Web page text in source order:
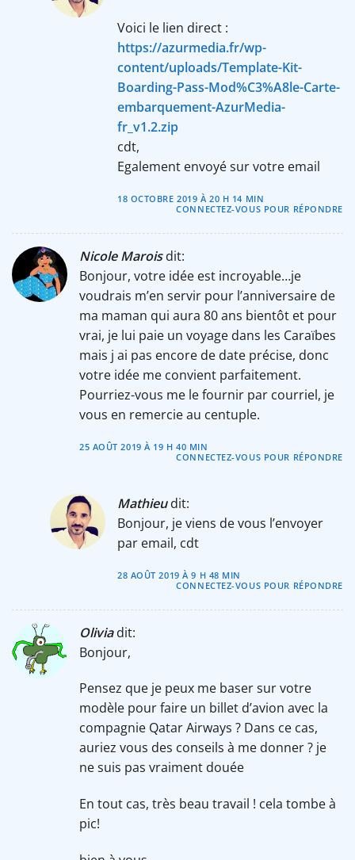
Voici le lien direct :
https://azurmedia.fr/wp-
content/uploads/Template-Kit-
Boarding-Pass-Mod%C3%A8le-Carte-
embarquement-AzurMedia-
fr_v1.2.zip
cdt,
Egalement envoyé sur votre email
18 OCTOBRE 2019 À 20 H 14 MIN
CONNECTEZ-VOUS POUR RÉPONDRE
Nicole Marois dit:
Bonjour, votre idée est incroyable…je
voudrais m’en servir pour l’anniversaire de
ma maman qui aura 80 ans bientôt et pour
vrai, je lui paie un voyage dans les Caraïbes
mais j ai pas encore de date précise, donc
votre idée me convient parfaitement.
Pourriez-vous me le fournir par courriel, je
vous en remercie au centuple.
25 AOÛT 2019 À 19 H 40 MIN
CONNECTEZ-VOUS POUR RÉPONDRE
Mathieu dit:
Bonjour, je viens de vous l’envoyer
par email, cdt
28 AOÛT 2019 À 9 H 48 MIN
CONNECTEZ-VOUS POUR RÉPONDRE
Olivia dit:
Bonjour,
Pensez que je peux me baser sur votre
modèle pour faire un billet d’avion avec la
compagnie Qatar Airways ? Dans ce cas,
auriez vous des conseils à me donner ? je
ne suis pas vraiment douée
En tout cas, très beau travail ! cela tombe à
pic!